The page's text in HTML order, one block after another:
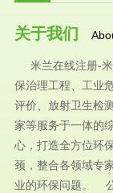
关于我们
米兰在线注册-米
保治理工程、工业
评价、放射卫生检
家等服务于一体的
心，打造全方位环
颈，整合各领域专
业的环保问题。